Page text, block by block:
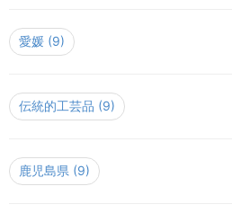
愛媛 (9)
伝統的工芸品 (9)
鹿児島県 (9)